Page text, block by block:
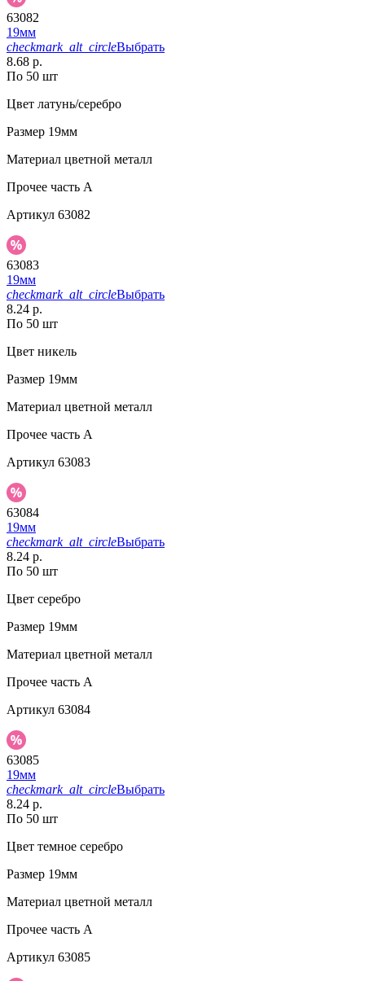
63082
19мм
checkmark_alt_circleВыбрать
8.68 р.
По 50 шт
Цвет латунь/серебро
Размер 19мм
Материал цветной металл
Прочее часть A
Артикул 63082
63083
19мм
checkmark_alt_circleВыбрать
8.24 р.
По 50 шт
Цвет никель
Размер 19мм
Материал цветной металл
Прочее часть A
Артикул 63083
63084
19мм
checkmark_alt_circleВыбрать
8.24 р.
По 50 шт
Цвет серебро
Размер 19мм
Материал цветной металл
Прочее часть A
Артикул 63084
63085
19мм
checkmark_alt_circleВыбрать
8.24 р.
По 50 шт
Цвет темное серебро
Размер 19мм
Материал цветной металл
Прочее часть A
Артикул 63085